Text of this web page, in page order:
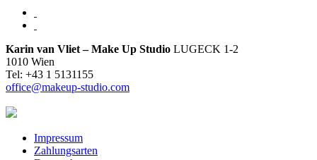
Karin van Vliet – Make Up Studio LUGECK 1-2
1010 Wien
Tel: +43 1 5131155
office@makeup-studio.com
Impressum
Zahlungsarten